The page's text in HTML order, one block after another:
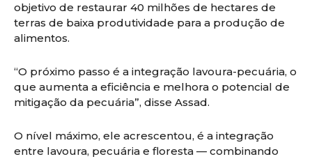
objetivo de restaurar 40 milhões de hectares de
terras de baixa produtividade para a produção de
alimentos.
“O próximo passo é a integração lavoura-pecuária, o
que aumenta a eficiência e melhora o potencial de
mitigação da pecuária”, disse Assad.
O nível máximo, ele acrescentou, é a integração
entre lavoura, pecuária e floresta — combinando